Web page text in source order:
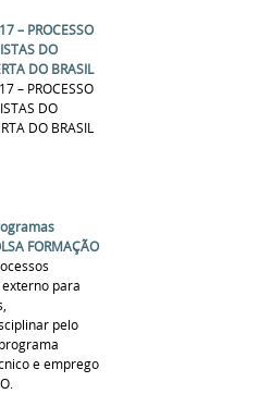
– PROCESSO
DO
DO BRASIL
– PROCESSO
DO
DO BRASIL
FORMAÇÃO
para
pelo
e emprego